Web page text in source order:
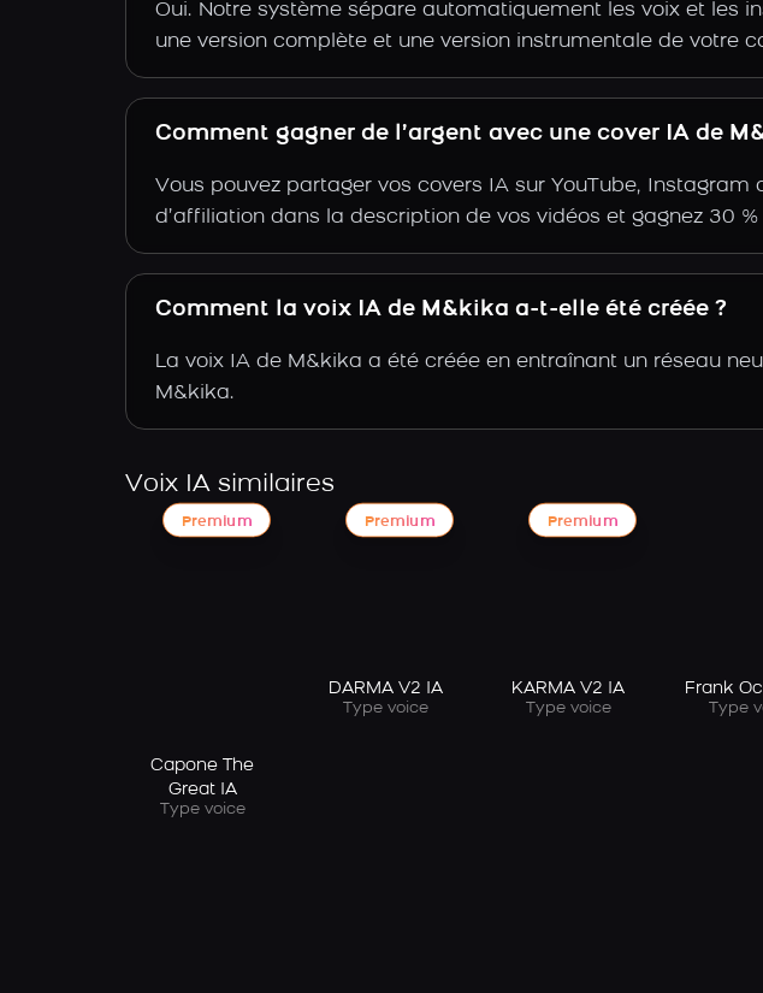
Oui. Notre système sépare automatiquement les voix et les
une version complète et une version instrumentale de votre
Comment gagner de l’argent avec une cover IA de
Vous pouvez partager vos covers IA sur YouTube,
d’affiliation dans la description de vos vidéos et gagnez 30
Comment la voix IA de M&kika a-t-elle été créée ?
La voix IA de M&kika a été créée en entraînant un réseau
M&kika.
Voix IA similaires
Premium
Capone The
Great IA
Type voice
Premium
DARMA V2 IA
Type voice
Premium
KARMA V2 IA
Type voice
Frank
Type